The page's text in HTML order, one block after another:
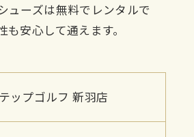
ューズは無料でレンタルで
も安心して通えます。
ップゴルフ 新羽店